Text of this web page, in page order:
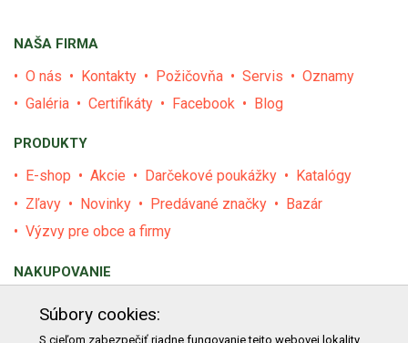
NAŠA FIRMA
O nás Kontakty Požičovňa Servis
Oznamy
Galéria
Certifikáty Facebook Blog
PRODUKTY
E-shop Akcie Darčekové poukážky
Katalógy
Zľavy
Novinky Predávané značky
Bazár
Výzvy pre obce a firmy
NAKUPOVANIE
Obchodné podmienky
Reklamačný poriadok
Reklamačný protokol
Súbory cookies:
S cieľom zabezpečiť riadne fungovanie tejto webovej lokality